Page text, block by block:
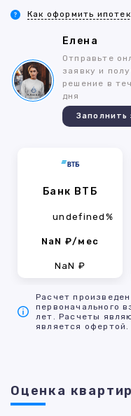
Как оформить
Елена
Отправьте
заявку и
решение в
дня
Заполнить
Банк ВТБ
undefined%
NaN ₽/мес
NaN ₽
Расчет
первоначального
лет. Расчеты
является офертой.
Оценка